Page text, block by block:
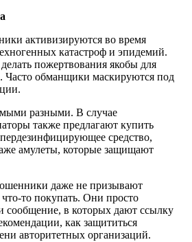
активизируются во время
катастроф и эпидемий.
пожертвования якобы для
обманщики маскируются под
разными. В случае
также предлагают купить
средство,
амулеты, которые защищают
даже не призывают
то покупать. Они просто
сообщение, в которых дают ссылку
как защититься
авторитетных организаций.